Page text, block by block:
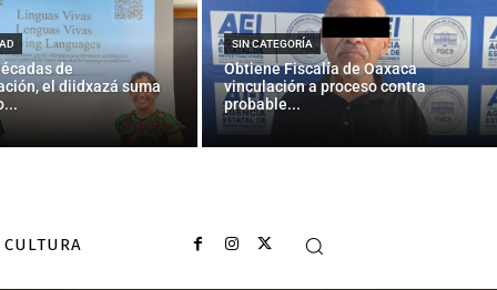
de
el diidxazá suma
SIN CATEGORÍA
Obtiene Fiscalía de Oaxaca
vinculación a proceso contra
probable...
CULTURA